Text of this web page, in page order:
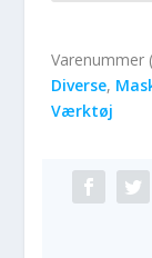
Varenummer
Diverse,
Værktøj